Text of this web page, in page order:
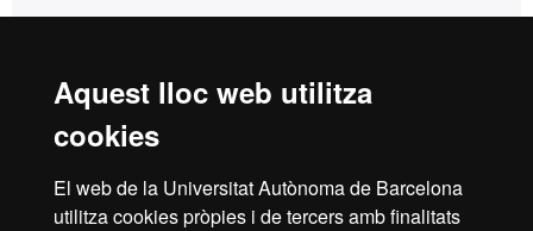
Aquest lloc web utilitza
cookies
El web de la Universitat Autònoma de Barcelona
utilitza cookies pròpies i de tercers amb finalitats
Tel. +34 93 581 13 25
+34 93 581 13 25